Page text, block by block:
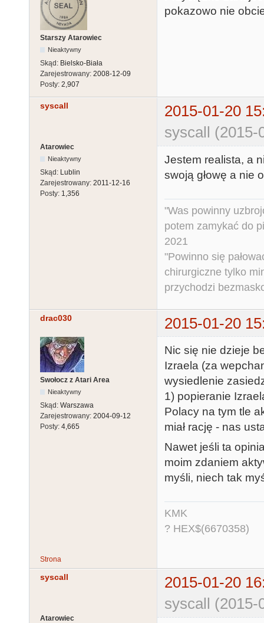
Starszy Atarowiec
Nieaktywny
Skąd: Bielsko-Biała
Zarejestrowany: 2008-12-09
Posty: 2,907
pokazowo nie
syscall
2015-01-20
syscall (2015-
Atarowiec
Nieaktywny
Skąd: Lublin
Zarejestrowany: 2011-12-16
Posty: 1,356
Jestem realista, a
swoją głowę a nie
"Was powinny
potem zamykać do
2021
"Powinno się
chirurgiczne tylko
przychodzi
drac030 2015-01-20
Swołocz z Atari Area
Nieaktywny
Skąd: Warszawa
Zarejestrowany: 2004-09-12
Posty: 4,665
Nic się nie dzieje
Izraela (za
wysiedlenie
1) popieranie
Polacy na tym tle
miał rację - nas
Nawet jeśli ta
moim zdaniem
myśli, niech tak
KMK
? HEX$(6670358)
Strona
syscall
2015-01-20
syscall (2015-
Atarowiec